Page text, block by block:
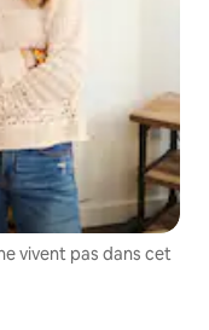
vivent pas dans cet